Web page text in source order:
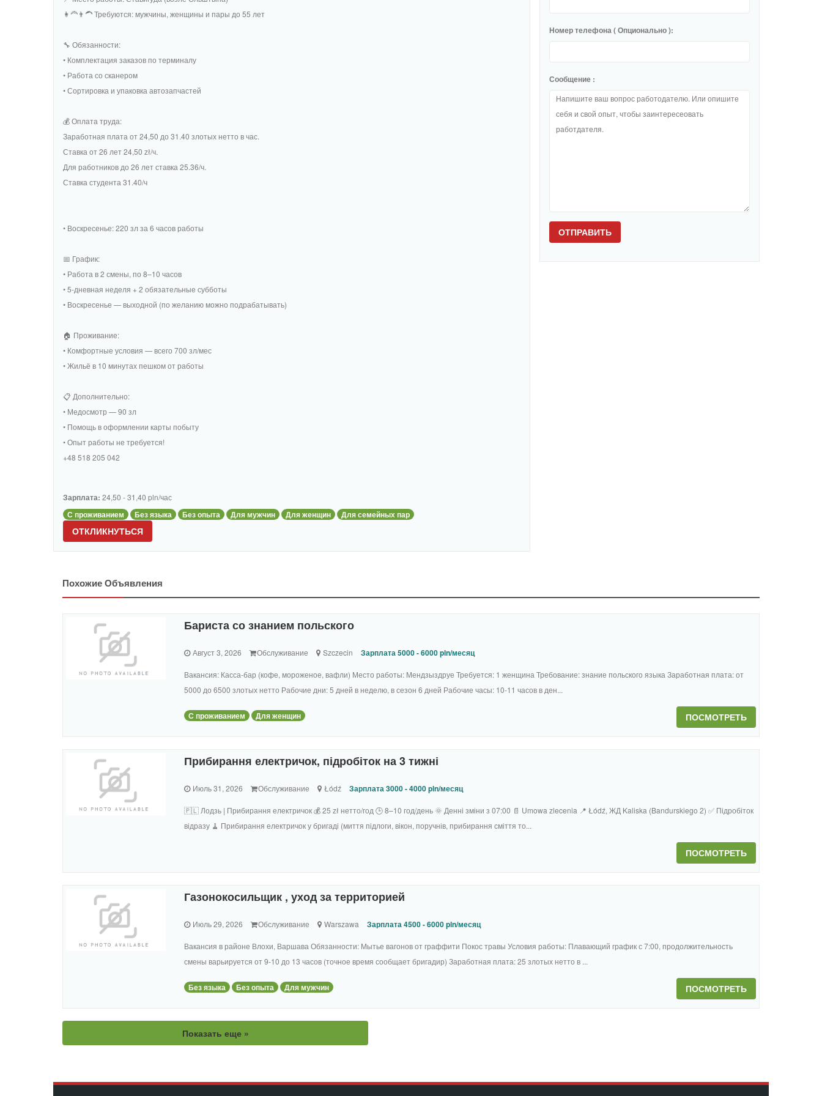
👩‍🦰👨‍🦱 Требуются: мужчины, женщины и пары до 55 лет
🔧 Обязанности:
• Комплектация заказов по терминалу
• Работа со сканером
• Сортировка и упаковка автозапчастей
💰 Оплата труда:
Заработная плата от 24,50 до 31.40 злотых нетто в час.
Ставка от 26 лет 24,50 zł/ч.
Для работников до 26 лет ставка 25.36/ч.
Ставка студента 31.40/ч
• Воскресенье: 220 зл за 6 часов работы
📅 График:
• Работа в 2 смены, по 8–10 часов
• 5-дневная неделя + 2 обязательные субботы
• Воскресенье — выходной (по желанию можно подрабатывать)
🏠 Проживание:
• Комфортные условия — всего 700 зл/мес
• Жильё в 10 минутах пешком от работы
📋 Дополнительно:
• Медосмотр — 90 зл
• Помощь в оформлении карты побыту
• Опыт работы не требуется!
+48 518 205 042
Зарплата: 24,50 - 31,40 pln/час
С проживанием Без языка Без опыта Для мужчин Для женщин Для семейных пар
ОТКЛИКНУТЬСЯ
Номер телефона ( Опционально ):
Сообщение :
ОТПРАВИТЬ
Похожие Объявления
Бариста со знанием польского
Август 3, 2026 Обслуживание Szczecin Зарплата 5000 - 6000 pln/месяц
Вакансия: Касса-бар (кофе, мороженое, вафли) Место работы: Мендзыздруе Требуется: 1 женщина Требование: знание польского языка Заработная плата: от
5000 до 6500 злотых нетто Рабочие дни: 5 дней в неделю, в сезон 6 дней Рабочие часы: 10-11 часов в ден...
С проживанием Для женщин ПОСМОТРЕТЬ
Прибирання електричок, підробіток на 3 тижні
Июль 31, 2026 Обслуживание Łódź Зарплата 3000 - 4000 pln/месяц
🇵🇱 Лодзь | Прибирання електричок 💰 25 zł нетто/год 🕒 8–10 год/день 🌞 Денні зміни з 07:00 📄 Umowa zlecenia 📍 Łódź, ЖД Kaliska (Bandurskiego 2) ✅ Підробіток
відразу 🧹 Прибирання електричок у бригаді (миття підлоги, вікон, поручнів, прибирання сміття то...
ПОСМОТРЕТЬ
Газонокосильщик , уход за территорией
Июль 29, 2026 Обслуживание Warszawa Зарплата 4500 - 6000 pln/месяц
Вакансия в районе Влохи, Варшава Обязанности: Мытье вагонов от граффити Покос травы Условия работы: Плавающий график с 7:00, продолжительность
смены варьируется от 9-10 до 13 часов (точное время сообщает бригадир) Заработная плата: 25 злотых нетто в ...
Без языка Без опыта Для мужчин ПОСМОТРЕТЬ
Показать еще »